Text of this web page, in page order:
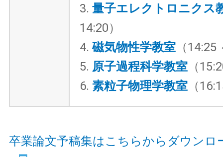
3. 量子エレクトロニクス
14:20）
4.磁気物性学教室（14:25
5. 原子過程科学教室（
6. 素粒子物理学教室（
卒業論文予稿集はこちらからダウンロ